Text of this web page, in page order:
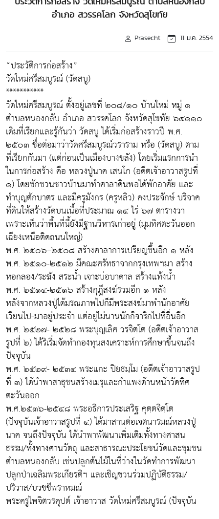
อำเภอ สวรรคโลก จังหวัดสุโขทัย
Prasecht 11 ม.ค. 2554
“ประวัติการก่อสร้าง”
วัดใหม่ศรีสมบูรณ์ (วัดสบู)
***********
วัดใหม่ศรีสมบูรณ์ ตั้งอยู่เลขที่ ๒๐๘/๑๐ บ้านใหม่ หมู่ ๑
ตำบลหนองกลับ อำเภอ สวรรคโลก จังหวัดสุโขทัย ๖๔๑๑๐
เดิมที่เรียกและรู้กันว่า วัดสบู ได้เริ่มก่อสร้างราวปี พ.ศ.
๒๕๐๓ ชื่อต่อมาว่าวัดศรีสมบูรณ์วราราม หรือ (วัดสบู) ตาม
ที่เรียกกันมา (แต่ก่อนเป็นเมืองบางขลัง) โดยเริ่มแรกการนำ
ในการก่อสร้าง คือ หลวงปู่นาค เสนโก (อดีตเจ้าอาวาสรูปที่
๑) โดยชักชวนชาวบ้านมาทำศาลาดินพอได้พักอาศัย และ
ทำบุญตักบาตร และมีครูมังกร (ครูหลิว) คงประจักษ์ บริจาค
ที่ดินให้สร้างวัดบนเนื้อที่ประมาณ ๑๔ ไร่ ๖๗ ตารางวา
เพราะเห็นว่าพื้นที่นี้ยังมีฐานวิหารเก่าอยู่ (มุมทิศตะวันออก
เฉียงเหนือติดถนนใหญ่)
พ.ศ. ๒๕๐๖–๒๕๐๘ สร้างศาลาการเปรียญขึ้นอีก ๑ หลัง
พ.ศ. ๒๕๑๐-๒๕๑๒ มีคณะศรัทธาจากกรุงเทพฯมา สร้าง
หอกลอง/ระฆัง สระน้ำ เจาะบ่อบาดาล สร้างแท้งน้ำ
พ.ศ. ๒๕๑๔-๒๕๑๖ สร้างกุฎีสงฆ์รวมอีก ๑ หลัง
หลังจากหลวงปู่ได้มรณภาพไปก็มีพระสงฆ์มาพำนักอาศัย
เวียนไป-มาอยู่ประจำ แต่อยู่ไม่นานนักก็จาริกไปที่อื่นอีก
พ.ศ. ๒๕๒๗- ๒๕๒๘ พระบุญเลิศ วรจิตฺโต (อดีตเจ้าอาวาส
รูปที่ ๒) ได้ริเริ่มจัดทำกองทุนสงเคราะห์การศึกษาขึ้นจนถึง
ปัจจุบัน
พ.ศ. ๒๕๒๙- ๒๕๓๔ พระแกะ ปิยธมฺโม (อดีตเจ้าอาวาสรูป
ที่ ๓) ได้นำพาสาธุชนสร้างเมรุและกำแพงด้านหน้าวัดทิศ
ตะวันออก
พ.ศ.๒๕๓๖-๒๕๔๘ พระอธิการประเสริฐ คุตฺตจิตฺโต
(ปัจจุบันเจ้าอาวาสรูปที่ ๔) ได้มาสานต่อเจตนารมณ์หลวงปู่
นาค จนถึงปัจจุบัน ได้นำพาพัฒนาเพิ่มเติมทั้งทางศาสน
ธรรม/ทั้งทางศานวัตถุ และสาธารณะประโยชน์วัดและชุมชน
ตำบลหนองกลับ เช่นปลูกต้นไม้ในที่ว่างในวัดทำการพัฒนา
ปลูกป่าเฉลิมพระเกียรติฯ และเชิญชวนร่วมปฏิบัติธรรม/
ปริวาส/บวชชีพราหมณ์
พระครูไพจิตวรคุปต์ เจ้าอาวาส วัดใหม่ศรีสมบูรณ์ (ปัจจุบัน